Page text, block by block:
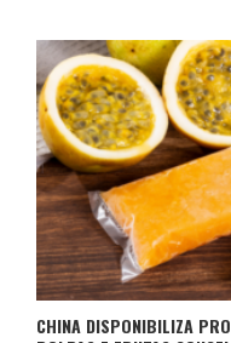
CHINA DISPONIBILIZA